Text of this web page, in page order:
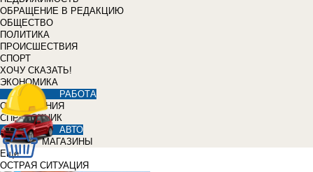
ОБРАЩЕНИЕ В РЕДАКЦИЮ
ОБЩЕСТВО
ПОЛИТИКА
ПРОИСШЕСТВИЯ
СПОРТ
ХОЧУ СКАЗАТЬ!
ЭКОНОМИКА
РАБОТА
ОБЪЯВЛЕНИЯ
СПРАВОЧНИК
АВТО
МАГАЗИНЫ
Еще
ОСТРАЯ СИТУАЦИЯ